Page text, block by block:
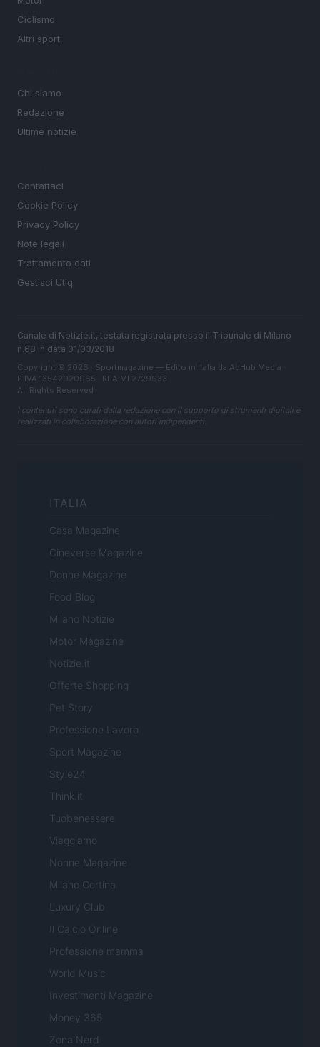
Ciclismo
Altri sport
Chi siamo
Redazione
Ultime notizie
Contattaci
Cookie Policy
Privacy Policy
Note legali
Trattamento dati
Gestisci Utiq
Canale di Notizie.it, testata registrata presso il Tribunale di Milano
n.68 in data 01/03/2018
Copyright © 2026 · Sportmagazine — Edito in Italia da AdHub Media
P.IVA 13542920965 · REA MI 2729933
All Rights Reserved
I contenuti sono curati dalla redazione con il supporto di strumenti digitali e
realizzati in collaborazione con autori indipendenti.
ITALIA
Casa Magazine
Cineverse Magazine
Donne Magazine
Food Blog
Milano Notizie
Motor Magazine
Notizie.it
Offerte Shopping
Pet Story
Professione Lavoro
Sport Magazine
Style24
Think.it
Tuobenessere
Viaggiamo
Nonne Magazine
Milano Cortina
Luxury Club
Il Calcio Online
Professione mamma
World Music
Investimenti Magazine
Money 365
Zona Nerd